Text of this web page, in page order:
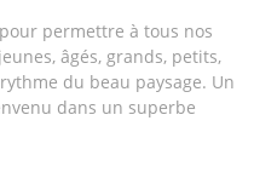
permettre à tous nos
âgés, grands, petits,
du beau paysage. Un
dans un superbe